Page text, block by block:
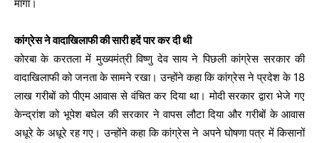
माँगा।
कांग्रेस ने वादाखिलाफी की सारी हदें पार कर दी थी
कोरबा के करतला में मुख्यमंत्री विष्णु देव साय ने पिछली कांग्रेस सरकार की
वादाखिलाफी को जनता के सामने रखा। उन्होंने कहा कि कांग्रेस ने प्रदेश के 18
लाख गरीबों को पीएम आवास से वंचित कर दिया था। मोदी सरकार द्वारा भेजे गए
केन्द्रांश को भूपेश बघेल की सरकार ने वापस लौटा दिया और गरीबों के आवास
अधूरे के अधूरे रह गए। उन्होंने कहा कि कांग्रेस ने अपने घोषणा पत्र में किसानों